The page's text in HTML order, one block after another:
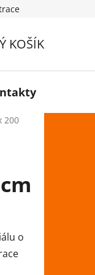
KOŠÍK
200
o